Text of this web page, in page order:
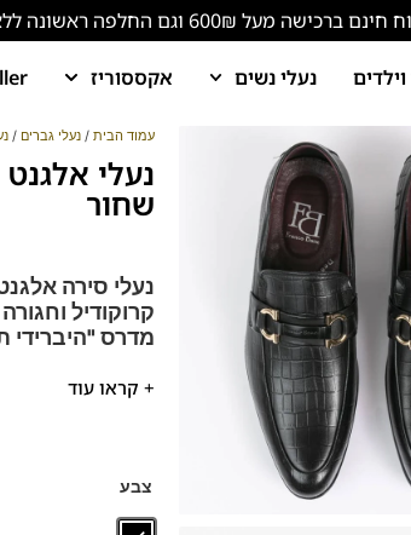
וגם החלפה ראשונה ללא עלות!
נעלי נשים אקססוריז
עמוד הבית / נעלי גברים /
שחור
נעלי סירה
קרוקודיל
מדרס "היברידי
בחירת הצוות:
דגם זה מגיע גם במידה 39-
+ קראו עוד
צבע